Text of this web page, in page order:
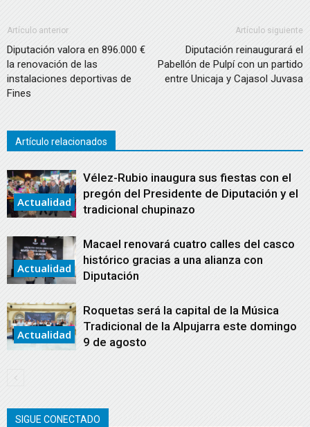
Artículo anterior
Diputación valora en 896.000 €
la renovación de las
instalaciones deportivas de
Fines
Artículo siguiente
Diputación reinaugurará el
Pabellón de Pulpí con un partido
entre Unicaja y Cajasol Juvasa
Artículo relacionados
Actualidad
Vélez-Rubio inaugura sus fiestas con el
pregón del Presidente de Diputación y el
tradicional chupinazo
Actualidad
Macael renovará cuatro calles del casco
histórico gracias a una alianza con
Diputación
Actualidad
Roquetas será la capital de la Música
Tradicional de la Alpujarra este domingo
9 de agosto
SIGUE CONECTADO